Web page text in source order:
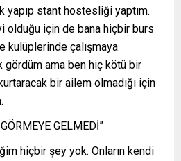
yapıp stant hostesliği yaptım.
olduğu için de bana hiçbir burs
kulüplerinde çalışmaya
gördüm ama ben hiç kötü bir
bir ailem olmadığı için
GELMEDİ”
hiçbir şey yok. Onların kendi